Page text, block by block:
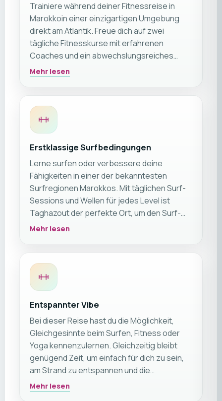
Trainiere während deiner Fitnessreise in
Marokkoin einer einzigartigen Umgebung
direkt am Atlantik. Freue dich auf zwei
tägliche Fitnesskurse mit erfahrenen
Coaches und ein abwechslungsreiches
Trainingsprogramm, das regelmäßig
wechselt.
Mehr lesen
Erstklassige Surfbedingungen
Lerne surfen oder verbessere deine
Fähigkeiten in einer der bekanntesten
Surfregionen Marokkos. Mit täglichen Surf-
Sessions und Wellen für jedes Level ist
Taghazout der perfekte Ort, um den Surf-
Lifestyle am Atlantik zu erleben. ☀️🏄‍♂️🌊
Mehr lesen
Entspannter Vibe
Bei dieser Reise hast du die Möglichkeit,
Gleichgesinnte beim Surfen, Fitness oder
Yoga kennenzulernen. Gleichzeitig bleibt
genügend Zeit, um einfach für dich zu sein,
am Strand zu entspannen und die
besondere Atmosphäre des Resorts zu
genießen. Generell empfehlen wir diese
Mehr lesen